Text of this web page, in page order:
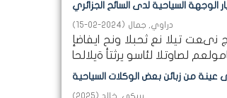
الوجهة السياحية لدى السائح الجزائري
دراوي, جمال (
2024-02-15
)
نىعت تيلا نع ثحبلا ونح ايفاضإ
عينة من زبائن بعض الوكلات السياحية
بريكي, خالد (
2025
)